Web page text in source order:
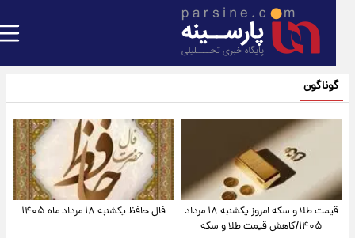
گوناگون
قیمت طلا و سکه امروز یکشنبه ۱۸ مرداد
۱۴۰۵/کاهش قیمت طلا و سکه
فال حافظ یکشنبه ۱۸ مرداد ماه ۱۴۰۵